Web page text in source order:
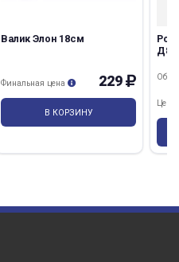
Валик Элон 18см
229
Финальная цена
В КОРЗИНУ
Цена